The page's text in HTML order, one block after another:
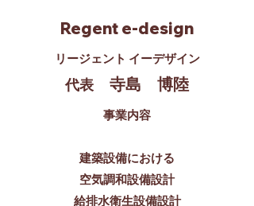
Regent e-design
リージェント イーデザイン
​代表 寺島 博陸
事業内容
建築設備における
空気調和設備設計
給排水衛生設備設計